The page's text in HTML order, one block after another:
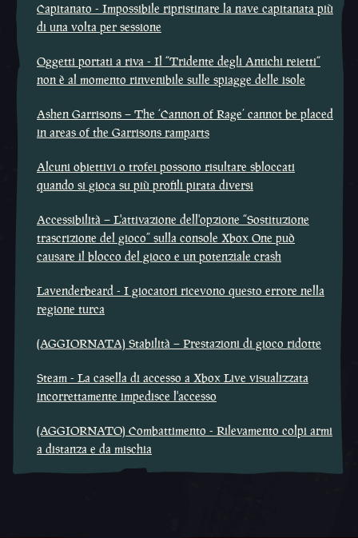
Capitanato - Impossibile ripristinare la nave capitanata più
di una volta per sessione
Oggetti portati a riva - Il “Tridente degli Antichi reietti“
non è al momento rinvenibile sulle spiagge delle isole
Ashen Garrisons – The ‘Cannon of Rage’ cannot be placed
in areas of the Garrisons ramparts
Alcuni obiettivi o trofei possono risultare sbloccati
quando si gioca su più profili pirata diversi
Accessibilità – L'attivazione dell'opzione “Sostituzione
trascrizione del gioco” sulla console Xbox One può
causare il blocco del gioco e un potenziale crash
Lavenderbeard - I giocatori ricevono questo errore nella
regione turca
(AGGIORNATA) Stabilità – Prestazioni di gioco ridotte
Steam - La casella di accesso a Xbox Live visualizzata
incorrettamente impedisce l'accesso
(AGGIORNATO) Combattimento - Rilevamento colpi armi
a distanza e da mischia